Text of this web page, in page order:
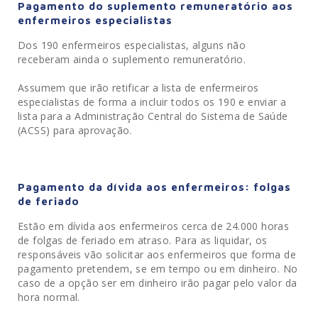
Pagamento do suplemento remuneratório aos
enfermeiros especialistas
Dos 190 enfermeiros especialistas, alguns não
receberam ainda o suplemento remuneratório.
Assumem que irão retificar a lista de enfermeiros
especialistas de forma a incluir todos os 190 e enviar a
lista para a Administração Central do Sistema de Saúde
(ACSS) para aprovação.
Pagamento da dívida aos enfermeiros: folgas
de feriado
Estão em dívida aos enfermeiros cerca de 24.000 horas
de folgas de feriado em atraso. Para as liquidar, os
responsáveis vão solicitar aos enfermeiros que forma de
pagamento pretendem, se em tempo ou em dinheiro. No
caso de a opção ser em dinheiro irão pagar pelo valor da
hora normal.